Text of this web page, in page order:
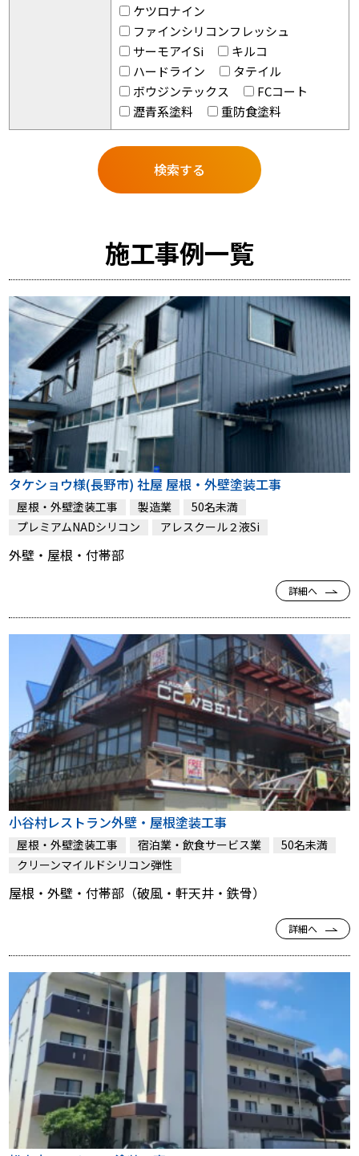
ケツロナイン
ファインシリコンフレッシュ
サーモアイSi
キルコ
ハードライン
タテイル
ボウジンテックス
FCコート
瀝青系塗料
重防食塗料
施工事例一覧
タケショウ様(長野市) 社屋 屋根・外壁塗装工事
屋根・外壁塗装工事 製造業
50名未満
プレミアムNADシリコン
アレスクール２液Si
外壁・屋根・付帯部
詳細へ
小谷村レストラン外壁・屋根塗装工事
屋根・外壁塗装工事 宿泊業・飲食サービス業
50名未満
クリーンマイルドシリコン弾性
屋根・外壁・付帯部（破風・軒天井・鉄骨）
詳細へ